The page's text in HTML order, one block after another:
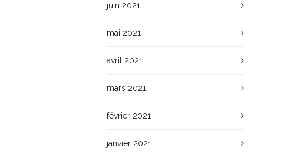
juin 2021
mai 2021
avril 2021
mars 2021
février 2021
janvier 2021